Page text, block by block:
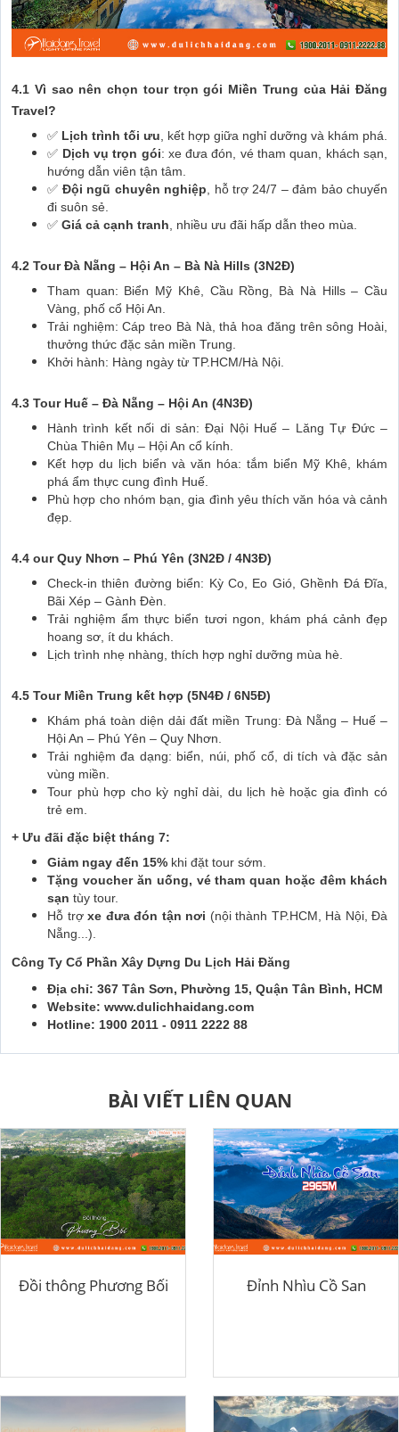
4.1 Vì sao nên chọn tour trọn gói Miền Trung của Hải Đăng
Travel?
✅ Lịch trình tối ưu, kết hợp giữa nghỉ dưỡng và khám phá.
✅ Dịch vụ trọn gói: xe đưa đón, vé tham quan, khách sạn,
hướng dẫn viên tận tâm.
✅ Đội ngũ chuyên nghiệp, hỗ trợ 24/7 – đảm bảo chuyến
đi suôn sẻ.
✅ Giá cả cạnh tranh, nhiều ưu đãi hấp dẫn theo mùa.
4.2 Tour Đà Nẵng – Hội An – Bà Nà Hills (3N2Đ)
Tham quan: Biển Mỹ Khê, Cầu Rồng, Bà Nà Hills – Cầu
Vàng, phố cổ Hội An.
Trải nghiệm: Cáp treo Bà Nà, thả hoa đăng trên sông Hoài,
thưởng thức đặc sản miền Trung.
Khởi hành: Hàng ngày từ TP.HCM/Hà Nội.
4.3 Tour Huế – Đà Nẵng – Hội An (4N3Đ)
Hành trình kết nối di sản: Đại Nội Huế – Lăng Tự Đức –
Chùa Thiên Mụ – Hội An cổ kính.
Kết hợp du lịch biển và văn hóa: tắm biển Mỹ Khê, khám
phá ẩm thực cung đình Huế.
Phù hợp cho nhóm bạn, gia đình yêu thích văn hóa và cảnh
đẹp.
4.4 our Quy Nhơn – Phú Yên (3N2Đ / 4N3Đ)
Check-in thiên đường biển: Kỳ Co, Eo Gió, Ghềnh Đá Đĩa,
Bãi Xép – Gành Đèn.
Trải nghiệm ẩm thực biển tươi ngon, khám phá cảnh đẹp
hoang sơ, ít du khách.
Lịch trình nhẹ nhàng, thích hợp nghỉ dưỡng mùa hè.
4.5 Tour Miền Trung kết hợp (5N4Đ / 6N5Đ)
Khám phá toàn diện dải đất miền Trung: Đà Nẵng – Huế –
Hội An – Phú Yên – Quy Nhơn.
Trải nghiệm đa dạng: biển, núi, phố cổ, di tích và đặc sản
vùng miền.
Tour phù hợp cho kỳ nghỉ dài, du lịch hè hoặc gia đình có
trẻ em.
+ Ưu đãi đặc biệt tháng 7:
Giảm ngay đến 15% khi đặt tour sớm.
Tặng voucher ăn uống, vé tham quan hoặc đêm khách
sạn tùy tour.
Hỗ trợ xe đưa đón tận nơi (nội thành TP.HCM, Hà Nội, Đà
Nẵng...).
Công Ty Cổ Phần Xây Dựng Du Lịch Hải Đăng
Địa chỉ: 367 Tân Sơn, Phường 15, Quận Tân Bình, HCM
Website: www.dulichhaidang.com
Hotline: 1900 2011 - 0911 2222 88
BÀI VIẾT LIÊN QUAN
Đồi thông Phương Bối Đỉnh Nhìu Cồ San